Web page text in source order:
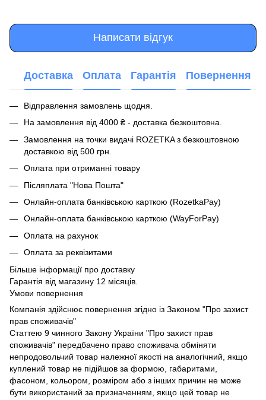
Написати відгук
Доставка Оплата Гарантія Повернення
Відправлення замовлень щодня.
На замовлення від 4000 ₴ - доставка безкоштовна.
Замовлення на точки видачі ROZETKA з безкоштовною
доставкою від 500 грн.
Оплата при отриманні товару
Післяплата "Нова Пошта"
Онлайн-оплата банківською карткою (RozetkaPay)
Онлайн-оплата банківською карткою (WayForPay)
Оплата на рахунок
Оплата за реквізитами
Більше інформації про доставку
Гарантія від магазину 12 місяців.
Умови повернення
Компанія здійснює повернення згідно із Законом "Про захист
прав споживачів"
Статтею 9 чинного Закону України "Про захист прав
споживачів" передбачено право споживача обміняти
непродовольчий товар належної якості на аналогічний, якщо
куплений товар не підійшов за формою, габаритами,
фасоном, кольором, розміром або з інших причин не може
бути використаний за призначенням, якщо цей товар не